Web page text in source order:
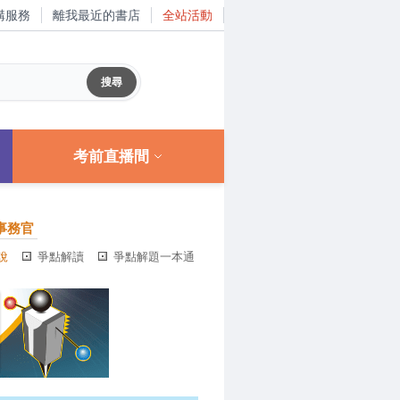
服務 離我最近的書店 全站活動
考前直播間
務官
爭點解讀 爭點解題一本通